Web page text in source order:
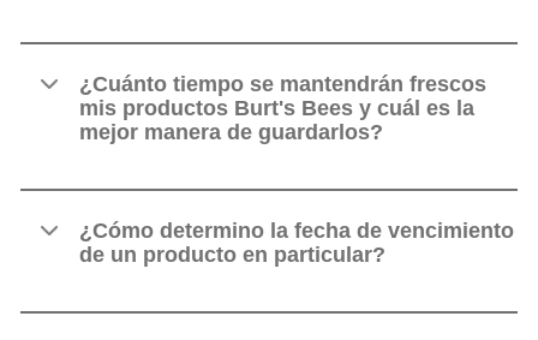
¿Cuánto tiempo se mantendrán frescos
mis productos Burt's Bees y cuál es la
mejor manera de guardarlos?
¿Cómo determino la fecha de vencimiento
de un producto en particular?